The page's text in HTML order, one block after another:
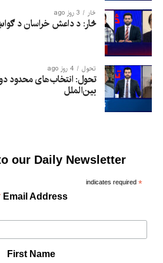
څار 3 روز ago
څار: د داعش خراسان د
تحول 4 روز ago
تحول: انتخاب‌های محدود
بین‌الملل
our Daily Newsletter
*
indicates required
Email Address
First Name